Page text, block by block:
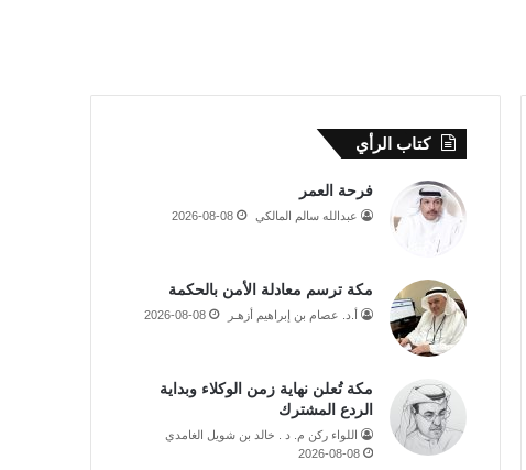
كتاب الرأي
فرحة العمر
عبدالله سالم المالكي 2026-08-08
مكة ترسم معادلة الأمن بالحكمة
أ.د. عصام بن إبراهيم أزهـر 2026-08-08
مكة تُعلن نهاية زمن الوكلاء وبداية
الردع المشترك
اللواء ركن م. د . خالد بن شويل الغامدي
2026-08-08